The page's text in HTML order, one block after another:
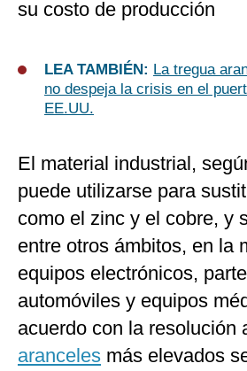
su costo de producción
LEA TAMBIÉN: La tregua
no despeja la crisis en el
EE.UU.
El material industrial,
puede utilizarse para
como el zinc y el cobre, y
entre otros ámbitos, en la
equipos electrónicos,
automóviles y equipos
acuerdo con la resolución
aranceles más elevados